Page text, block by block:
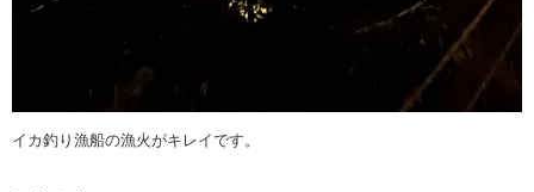
イカ釣り漁船の漁火がキレイです。